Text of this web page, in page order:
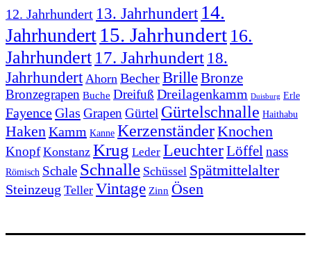
12. Jahrhundert 13. Jahrhundert 14.
Jahrhundert15. Jahrhundert 16.
Jahrhundert 17. Jahrhundert 18.
Jahrhundert Ahorn BecherBrilleBronze
Bronzegrapen Buche Dreifuß Dreilagenkamm Duisburg Erle
FayenceGlas Grapen Gürtel Gürtelschnalle Haithabu
Haken Kamm Kanne KerzenständerKnochen
Knopf Konstanz Krug Leder LeuchterLöffel nass
Römisch Schale Schnalle Schüssel Spätmittelalter
Steinzeug Teller Vintage Zinn Ösen